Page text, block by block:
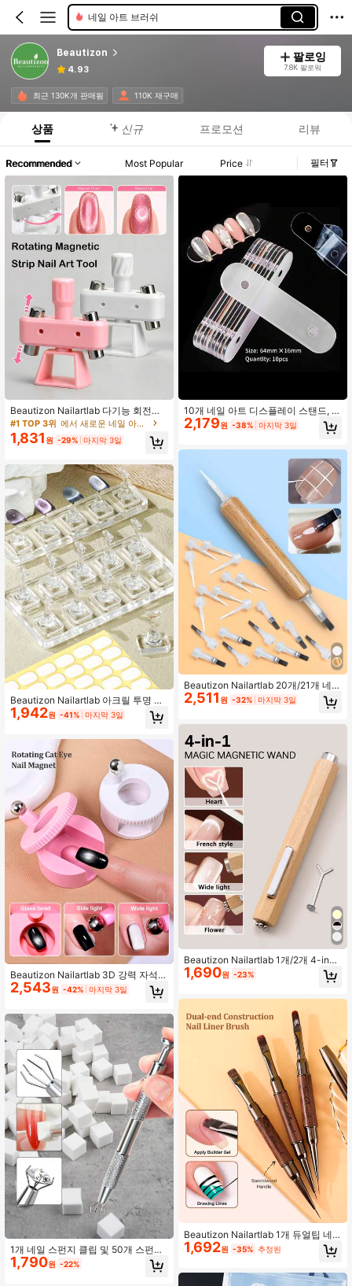
네일 아트 액세서리
Beautizon
4.93
팔로잉
7.8K 팔로워
최근 130K개 판매됨 110K 재구매
상품 신규 프로모션 리뷰
Recommended Most Popular Price 필터
Beautizon Nailartlab 다기능 회전식
캣아이 네일아트 자석: 스탠드 포함 도
구, 여러 개의 자석 헤드가 장착되어
넓은 빔, 링 및 크리스탈 캣아이 효과
보자 DIY 네일아트 도구에 적합
#1 TOP 3위 에서 새로운 네일 아트 도구
1,831 원 -29% 마지막 3일
Beautizon Nailartlab 아크릴 투명 네
일 아트 디스플레이 스탠드, 네일 아트
디스플레이 랙, 가짜 네일 연습 디스플
아트 액세서리, 네일 아트 DIY 스타일
링 디자인 도구
1,942원 -41% 마지막 3일
Beautizon Nailartlab 3D 강력 자석
고양이 눈 네일 자석, 다기능 네일 아
트 자석
2,543원 -42% 마지막 3일
1개 네일 스펀지 클립 및 50개 스펀지
어플리케이터 세트, 골드 및 실버 스펀
지 클립 네일 아트 도구로 네일 폴리
1,790원 -22%
10개 네일 아트 디스플레이 스탠드, 네
일 용품, 네일 도구, 네일 아트 도구, 개
학, 네일, 프레스 온 네일용 네일 도구,
2,179원 -38% 마지막 3일
Beautizon Nailartlab 20개/21개 네일
폴리쉬 살롱 브러쉬 세트, 납작하고 뾰
족한 네일 아트 더블 헤드 브러쉬, 네
2,511 원 -32% 마지막 3일
Beautizon Nailartlab 1개/2개 4-in-1
강력한 자성 캣아이 젤 네일 아트 자
석, 다기능 UV 젤 네일 폴리시 플라워
네일 아트 도구, 개학, 네일 아트, 네일
도구, 네일 스티커 도구, 네일 페디큐
1,690원 -23%
Beautizon Nailartlab 1개 듀얼팁 네
일 아트 페인팅 브러시, DIY 아트 매트
핸들 드로잉 라인 젤 펜 캡 포함, 여성
1,692원 -35% 추정된